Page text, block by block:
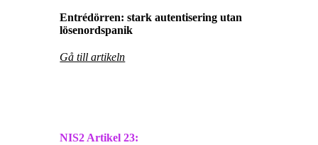
Entrédörren: stark autentisering utan
lösenordspanik
Gå till artikeln
NIS2 Artikel23: